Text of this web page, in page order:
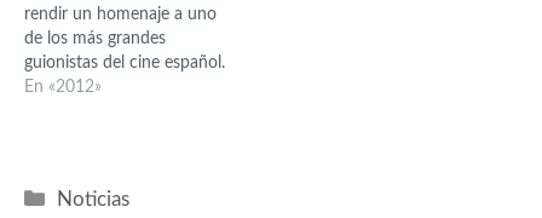
rendir un homenaje a uno
de los más grandes
guionistas del cine español.
En 2007 fue reconocido
través del cine y de las…
En «2012»
Categorías
Noticias